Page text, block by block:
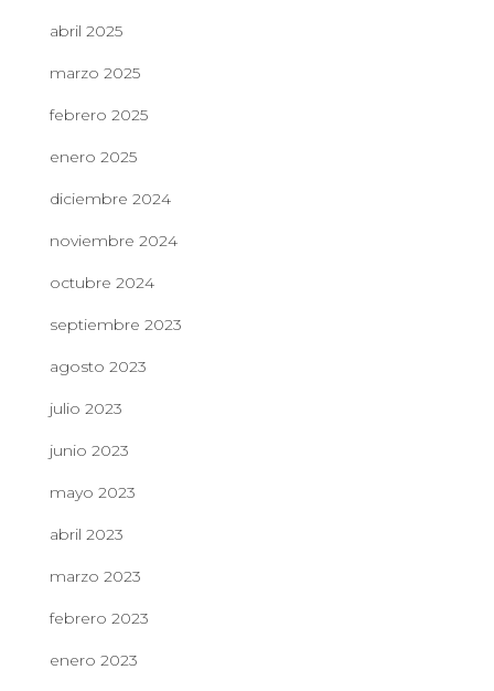
abril 2025
marzo 2025
febrero 2025
enero 2025
diciembre 2024
noviembre 2024
octubre 2024
septiembre 2023
agosto 2023
julio 2023
junio 2023
mayo 2023
abril 2023
marzo 2023
febrero 2023
enero 2023